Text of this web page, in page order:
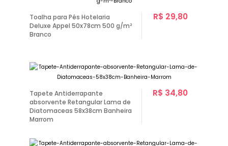
Toalha para Pés Hotelaria
Deluxe Appel 50x78cm 500 g/m²
Branco
R$ 29,80
Tapete Antiderrapante
absorvente Retangular Lama de
Diatomaceas 58x38cm Banheira
Marrom
R$ 34,80